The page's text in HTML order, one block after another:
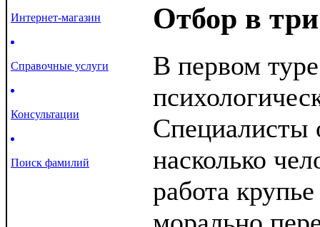
Интернет-магазин
Справочные услуги
Консультации
Поиск фамилий
Отбор в
В первом
Специалисты
насколько
работа